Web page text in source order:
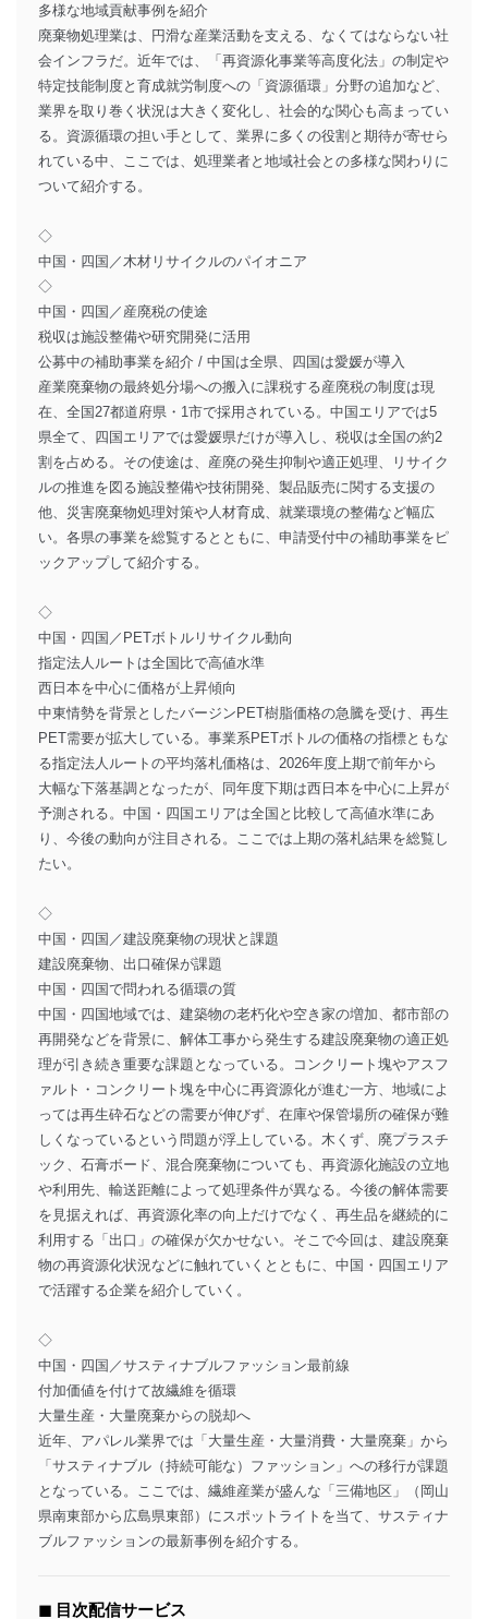
多様な地域貢献事例を紹介
廃棄物処理業は、円滑な産業活動を支える、なくてはならない社
会インフラだ。近年では、「再資源化事業等高度化法」の制定や
特定技能制度と育成就労制度への「資源循環」分野の追加など、
業界を取り巻く状況は大きく変化し、社会的な関心も高まってい
る。資源循環の担い手として、業界に多くの役割と期待が寄せら
れている中、ここでは、処理業者と地域社会との多様な関わりに
ついて紹介する。
◇
中国・四国／木材リサイクルのパイオニア
◇
中国・四国／産廃税の使途
税収は施設整備や研究開発に活用
公募中の補助事業を紹介 / 中国は全県、四国は愛媛が導入
産業廃棄物の最終処分場への搬入に課税する産廃税の制度は現
在、全国27都道府県・1市で採用されている。中国エリアでは5
県全て、四国エリアでは愛媛県だけが導入し、税収は全国の約2
割を占める。その使途は、産廃の発生抑制や適正処理、リサイク
ルの推進を図る施設整備や技術開発、製品販売に関する支援の
他、災害廃棄物処理対策や人材育成、就業環境の整備など幅広
い。各県の事業を総覧するとともに、申請受付中の補助事業をピ
ックアップして紹介する。
◇
中国・四国／PETボトルリサイクル動向
指定法人ルートは全国比で高値水準
西日本を中心に価格が上昇傾向
中東情勢を背景としたバージンPET樹脂価格の急騰を受け、再生
PET需要が拡大している。事業系PETボトルの価格の指標ともな
る指定法人ルートの平均落札価格は、2026年度上期で前年から
大幅な下落基調となったが、同年度下期は西日本を中心に上昇が
予測される。中国・四国エリアは全国と比較して高値水準にあ
り、今後の動向が注目される。ここでは上期の落札結果を総覧し
たい。
◇
中国・四国／建設廃棄物の現状と課題
建設廃棄物、出口確保が課題
中国・四国で問われる循環の質
中国・四国地域では、建築物の老朽化や空き家の増加、都市部の
再開発などを背景に、解体工事から発生する建設廃棄物の適正処
理が引き続き重要な課題となっている。コンクリート塊やアスフ
ァルト・コンクリート塊を中心に再資源化が進む一方、地域によ
っては再生砕石などの需要が伸びず、在庫や保管場所の確保が難
しくなっているという問題が浮上している。木くず、廃プラスチ
ック、石膏ボード、混合廃棄物についても、再資源化施設の立地
や利用先、輸送距離によって処理条件が異なる。今後の解体需要
を見据えれば、再資源化率の向上だけでなく、再生品を継続的に
利用する「出口」の確保が欠かせない。そこで今回は、建設廃棄
物の再資源化状況などに触れていくとともに、中国・四国エリア
で活躍する企業を紹介していく。
◇
中国・四国／サスティナブルファッション最前線
付加価値を付けて故繊維を循環
大量生産・大量廃棄からの脱却へ
近年、アパレル業界では「大量生産・大量消費・大量廃棄」から
「サスティナブル（持続可能な）ファッション」への移行が課題
となっている。ここでは、繊維産業が盛んな「三備地区」（岡山
県南東部から広島県東部）にスポットライトを当て、サスティナ
ブルファッションの最新事例を紹介する。
◼︎ 目次配信サービス